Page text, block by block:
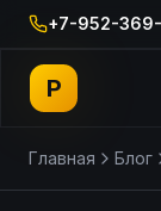
+7-952-
P
Главная Блог